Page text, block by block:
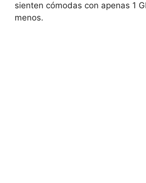
sienten cómodas con apenas 1
menos.